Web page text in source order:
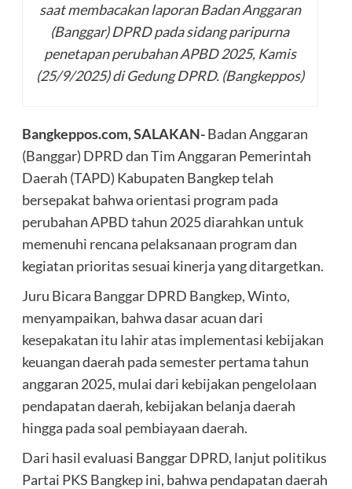
saat membacakan laporan Badan Anggaran
(Banggar) DPRD pada sidang paripurna
penetapan perubahan APBD 2025, Kamis
(25/9/2025) di Gedung DPRD. (Bangkeppos)
Bangkeppos.com, SALAKAN-Badan Anggaran
(Banggar) DPRD dan Tim Anggaran Pemerintah
Daerah (TAPD) Kabupaten Bangkep telah
bersepakat bahwa orientasi program pada
perubahan APBD tahun 2025 diarahkan untuk
memenuhi rencana pelaksanaan program dan
kegiatan prioritas sesuai kinerja yang ditargetkan.
Juru Bicara Banggar DPRD Bangkep, Winto,
menyampaikan, bahwa dasar acuan dari
kesepakatan itu lahir atas implementasi kebijakan
keuangan daerah pada semester pertama tahun
anggaran 2025, mulai dari kebijakan pengelolaan
pendapatan daerah, kebijakan belanja daerah
hingga pada soal pembiayaan daerah.
Dari hasil evaluasi Banggar DPRD, lanjut politikus
Partai PKS Bangkep ini, bahwa pendapatan daerah